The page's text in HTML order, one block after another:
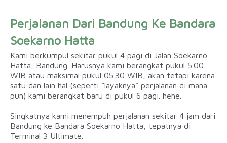
Perjalanan Dari Bandung Ke Bandara
Soekarno Hatta
Kami berkumpul sekitar pukul 4 pagi di Jalan Soekarno
Hatta, Bandung. Harusnya kami berangkat pukul 5.00
WIB atau maksimal pukul 05.30 WIB, akan tetapi karena
satu dan lain hal (seperti “layaknya” perjalanan di mana
pun) kami berangkat baru di pukul 6 pagi. hehe.
Singkatnya kami menempuh perjalanan sekitar 4 jam dari
Bandung ke Bandara Soekarno Hatta, tepatnya di
Terminal 3 Ultimate.